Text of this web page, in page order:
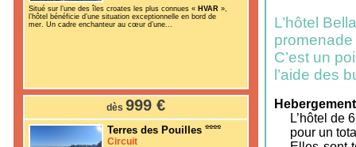
Situé sur l’une des îles croates les plus connues « HVAR »,
l’hôtel bénéficie d’une situation exceptionnelle en bord de
mer. Un cadre enchanteur au cœur d’une...
dès 999 €
Terres des Pouilles
Circuit
L’hôtel
C’est un
l’aide des
L’hôtel de
pour un